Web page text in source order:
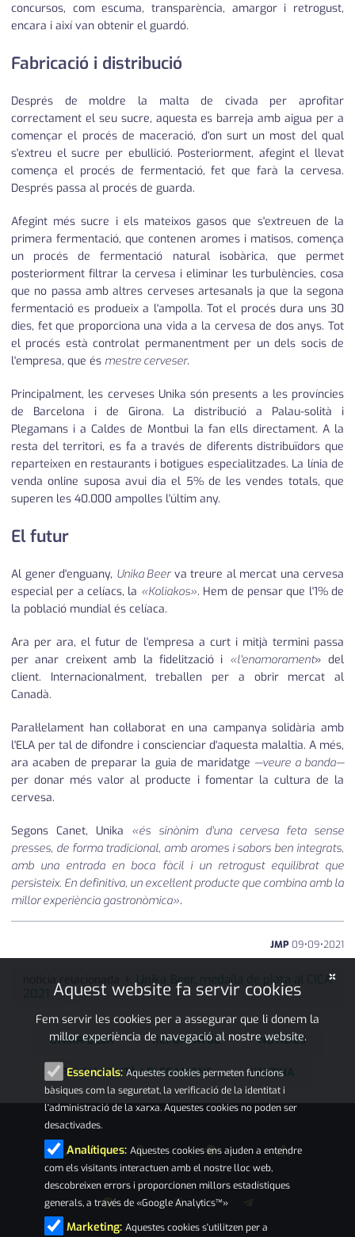
concursos, com escuma, transparència, amargor i retrogust,
encara i així van obtenir el guardó.
Fabricació i distribució
Després de moldre la malta de civada per aprofitar
correctament el seu sucre, aquesta es barreja amb aigua per a
començar el procés de maceració, d'on surt un most del qual
s'extreu el sucre per ebullició. Posteriorment, afegint el llevat
comença el procés de fermentació, fet que farà la cervesa.
Després passa al procés de guarda.
Afegint més sucre i els mateixos gasos que s'extreuen de la
primera fermentació, que contenen aromes i matisos, comença
un procés de fermentació natural isobàrica, que permet
posteriorment filtrar la cervesa i eliminar les turbulències, cosa
que no passa amb altres cerveses artesanals ja que la segona
fermentació es produeix a l'ampolla. Tot el procés dura uns 30
dies, fet que proporciona una vida a la cervesa de dos anys. Tot
el procés està controlat permanentment per un dels socis de
l'empresa, que és mestre cerveser.
Principalment, les cerveses Unika són presents a les províncies
de Barcelona i de Girona. La distribució a Palau-solità i
Plegamans i a Caldes de Montbui la fan ells directament. A la
resta del territori, es fa a través de diferents distribuïdors que
reparteixen en restaurants i botigues especialitzades. La línia de
venda online suposa avui dia el 5% de les vendes totals, que
superen les 40.000 ampolles l'últim any.
El futur
Al gener d'enguany, Unika Beerva treure al mercat una cervesa
especial per a celíacs, la «Koliakos». Hem de pensar que l'1% de
la població mundial és celíaca.
Ara per ara, el futur de l'empresa a curt i mitjà termini passa
per anar creixent amb la fidelització i «l'enamorament» del
client. Internacionalment, treballen per a obrir mercat al
Canadà.
Paral·lelament han col·laborat en una campanya solidària amb
l'ELA per tal de difondre i conscienciar d'aquesta malaltia. A més,
ara acaben de preparar la guia de maridatge —veure a banda—
per donar més valor al producte i fomentar la cultura de la
cervesa.
Segons Canet, Unika «és sinònim d'una cervesa feta sense
presses, de forma tradicional, amb aromes i sabors ben integrats,
amb una entrada en boca fàcil i un retrogust equilibrat que
persisteix. En definitiva, un excel·lent producte que combina amb la
millor experiència gastronòmica».
JMP 09•09•2021
notícia relacionada
Unika Beer, medalla de plata al CICA
2021
UNIKA BEER REPORTATGE NOTÍCIES
PALAU-SOLITÀ I PLEGAMANS L'ALZINA
×
Aquest website fa servir cookies
Fem servir les cookies per a assegurar que li donem la
millor experiència de navegació al nostre website.
Essencials: Aquestes cookies permeten funcions
bàsiques com la seguretat, la verificació de la identitat i
l'administració de la xarxa. Aquestes cookies no poden ser
desactivades.
Analítiques: Aquestes cookies ens ajuden a entendre
com els visitants interactuen amb el nostre lloc web,
descobreixen errors i proporcionen millors estadístiques
generals, a través de «Google Analytics™»
Marketing: Aquestes cookies s'utilitzen per a